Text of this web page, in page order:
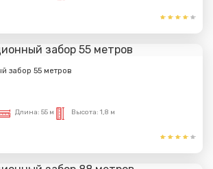
забор 55 метров
Длина: 55 м Высота: 1,8 м